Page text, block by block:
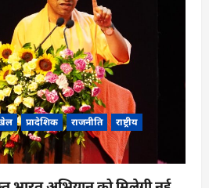
प्रादेशिक राजनीति
राष्ट्रीय